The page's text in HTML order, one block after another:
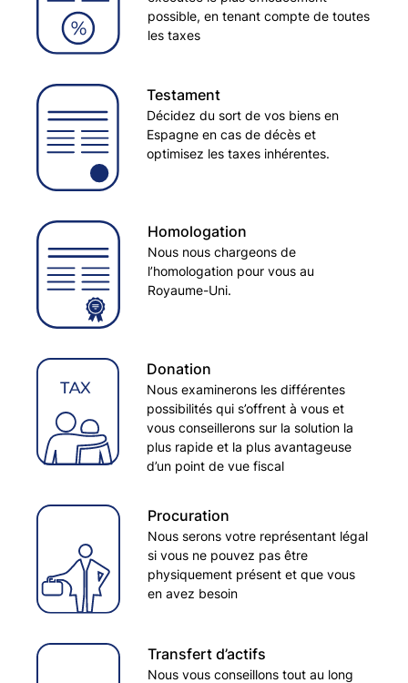
possible, en tenant compte de toutes
les taxes
Testament
Décidez du sort de vos biens en
Espagne en cas de décès et
optimisez les taxes inhérentes.
Homologation
Nous nous chargeons de
l’homologation pour vous au
Royaume-Uni.
Donation
Nous examinerons les différentes
possibilités qui s’offrent à vous et
vous conseillerons sur la solution la
plus rapide et la plus avantageuse
d’un point de vue fiscal
Procuration
Nous serons votre représentant légal
si vous ne pouvez pas être
physiquement présent et que vous
en avez besoin
Transfert d’actifs
Nous vous conseillons tout au long